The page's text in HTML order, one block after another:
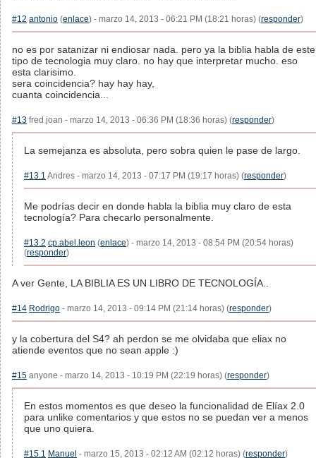
#12 antonio (enlace) - marzo 14, 2013 - 06:21 PM (18:21 horas) (responder)
no es por satanizar ni endiosar nada. pero ya la biblia habla de este
tipo de tecnologia muy claro. no hay que interpretar mucho. eso
esta clarisimo.
sera coincidencia? hay hay hay,
cuanta coincidencia...
#13 fred joan - marzo 14, 2013 - 06:36 PM (18:36 horas) (responder)
La semejanza es absoluta, pero sobra quien le pase de largo.
#13.1 Andres - marzo 14, 2013 - 07:17 PM (19:17 horas) (responder)
Me podrías decir en donde habla la biblia muy claro de esta
tecnología? Para checarlo personalmente.
#13.2 cp.abel.leon (enlace) - marzo 14, 2013 - 08:54 PM (20:54 horas)
(responder)
A ver Gente, LA BIBLIA ES UN LIBRO DE TECNOLOGÍA..
#14 Rodrigo - marzo 14, 2013 - 09:14 PM (21:14 horas) (responder)
y la cobertura del S4? ah perdon se me olvidaba que eliax no
atiende eventos que no sean apple :)
#15 anyone - marzo 14, 2013 - 10:19 PM (22:19 horas) (responder)
En estos momentos es que deseo la funcionalidad de Elíax 2.0
para unlike comentarios y que estos no se puedan ver a menos
que uno quiera.
#15.1 Manuel - marzo 15, 2013 - 02:12 AM (02:12 horas) (responder)